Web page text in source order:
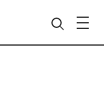
SØKMENY